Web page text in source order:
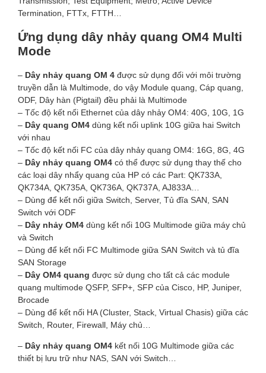
Termination, FTTx, FTTH…
Ứng dụng dây nhảy quang OM4 Multi
Mode
– Dây nhảy quang OM 4 được sử dụng đối với môi trường
truyền dẫn là Multimode, do vậy Module quang, Cáp quang,
ODF, Dây hàn (Pigtail) đều phải là Multimode
– Tốc độ kết nối Ethernet của dây nhảy OM4: 40G, 10G, 1G
– Dây quang OM4 dùng kết nối uplink 10G giữa hai Switch
với nhau
– Tốc độ kết nối FC của dây nhảy quang OM4: 16G, 8G, 4G
– Dây nhảy quang OM4 có thể được sử dụng thay thế cho
các loại dây nhẩy quang của HP có các Part: QK733A,
QK734A, QK735A, QK736A, QK737A, AJ833A…
– Dùng để kết nối giữa Switch, Server, Tủ đĩa SAN, SAN
Switch với ODF
– Dây nhảy OM4 dùng kết nối 10G Multimode giữa máy chủ
và Switch
– Dùng để kết nối FC Multimode giữa SAN Switch và tủ đĩa
SAN Storage
– Dây OM4 quang được sử dụng cho tất cả các module
quang multimode QSFP, SFP+, SFP của Cisco, HP, Juniper,
Brocade
– Dùng để kết nối HA (Cluster, Stack, Virtual Chasis) giữa các
Switch, Router, Firewall, Máy chủ…
– Dây nhảy quang OM4 kết nối 10G Multimode giữa các
thiết bị lưu trữ như NAS, SAN với Switch…